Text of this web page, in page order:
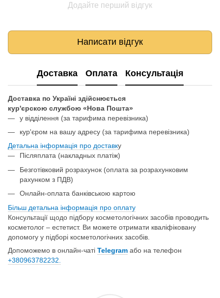
Додайте перший відгук
Написати відгук
Доставка Оплата Консультація
Доставка по Україні здійснюється
кур'єрскою службою «Нова Пошта»
у відділення (за тарифима перевізника)
кур'єром на вашу адресу (за тарифима перевізника)
Детальна інформація про доставку
Післяплата (накладных платіж)
Безготівковий розрахунок (оплата за розрахунковим
рахунком з ПДВ)
Онлайн-оплата банківською картою
Більш детальна інформація про оплату
Консультації щодо підбору косметологічних засобів проводить
косметолог – естетист. Ви можете отримати кваліфіковану
допомогу у підборі косметологічних засобів.
Допоможемо в онлайн-чаті Telegram або на телефон
+380963782232.